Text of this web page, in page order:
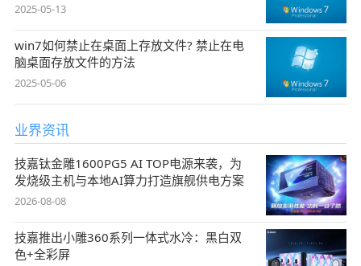
2025-05-13
win7如何禁止在桌面上存放文件? 禁止在电
脑桌面存放文件的方法
2025-05-06
业界资讯
技嘉钛金雕1600PG5 AI TOP电源来袭，为
发烧级主机与本地AI算力打造旗舰供电方案
2026-08-08
技嘉推出小雕360系列一体式水冷：黑白双
色+全彩屏